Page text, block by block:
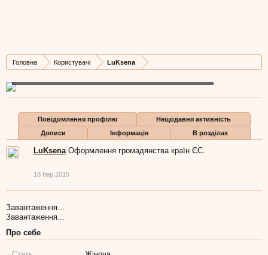
Головна Користувачі LuKsena
Остання активність LuKsena:18 бер 2015
Дописів
Карма Бали
Повідомлення профілю
Нещодавня активність
Дописи
Інформація В розділах
LuKsena Оформлення громадянства країн ЄС.
18 бер 2015
Завантаження...
Завантаження...
Про себе